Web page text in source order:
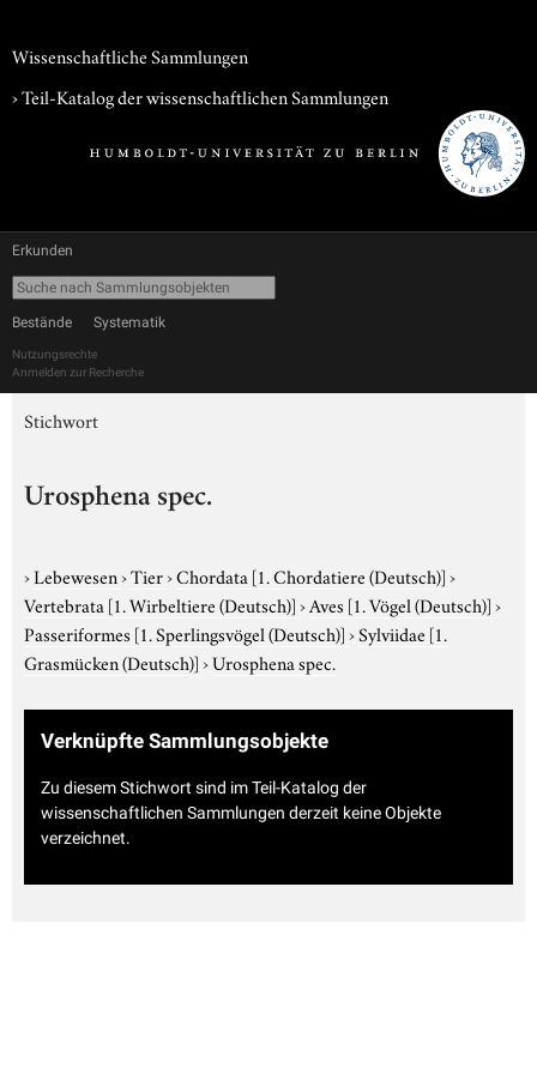
Wissenschaftliche Sammlungen
› Teil-Katalog der wissenschaftlichen Sammlungen
Erkunden
Bestände Systematik
Nutzungsrechte
Anmelden zur Recherche
Stichwort
Urosphena spec.
›Lebewesen›Tier›Chordata [1. Chordatiere (Deutsch)]›
Vertebrata [1. Wirbeltiere (Deutsch)]›Aves [1. Vögel (Deutsch)]›
Passeriformes [1. Sperlingsvögel (Deutsch)]›Sylviidae [1.
Grasmücken (Deutsch)]›Urosphena spec.
Verknüpfte Sammlungsobjekte
Zu diesem Stichwort sind im Teil-Katalog der
wissenschaftlichen Sammlungen derzeit keine Objekte
verzeichnet.